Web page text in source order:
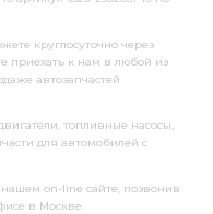
круглосуточно через
приехать к нам в любой из
автозапчастей
топливные насосы,
для автомобилей с
on-line сайте, позвонив
в Москве.